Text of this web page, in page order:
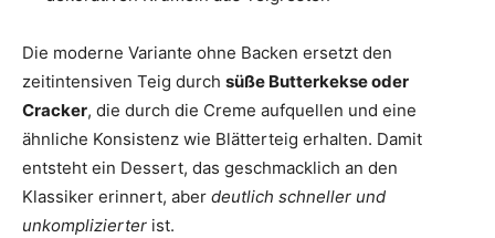
Die moderne Variante ohne Backen ersetzt den
zeitintensiven Teig durch süße Butterkekse oder
Cracker, die durch die Creme aufquellen und eine
ähnliche Konsistenz wie Blätterteig erhalten. Damit
entsteht ein Dessert, das geschmacklich an den
Klassiker erinnert, aber deutlich schneller und
unkomplizierter ist.